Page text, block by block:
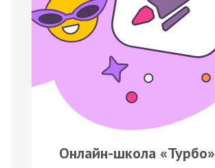
Онлайн-школа «Турбо»